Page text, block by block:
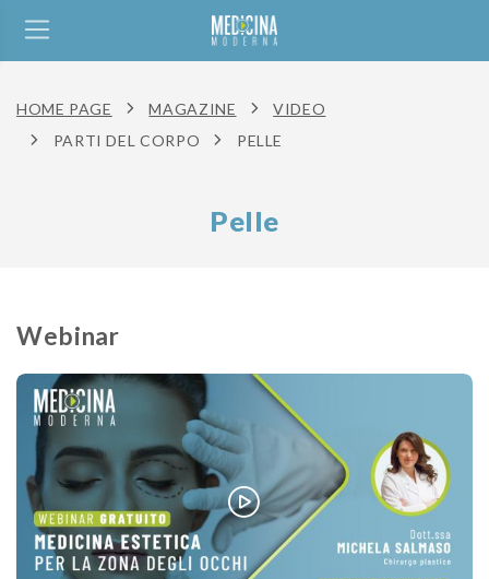
HOME PAGE MAGAZINE
VIDEO
PARTI DEL CORPO
PELLE
Pelle
Webinar